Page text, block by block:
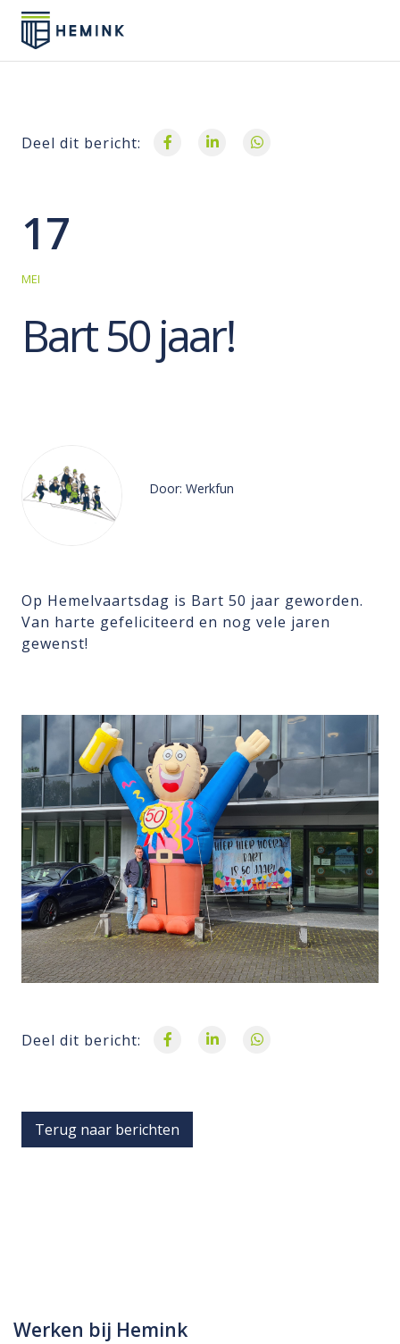
Deel dit bericht:
17
MEI
Bart 50 jaar!
Door: Werkfun
Op Hemelvaartsdag is Bart 50 jaar geworden.
Van harte gefeliciteerd en nog vele jaren
gewenst!
Deel dit bericht:
Terug naar berichten
Werken bij Hemink